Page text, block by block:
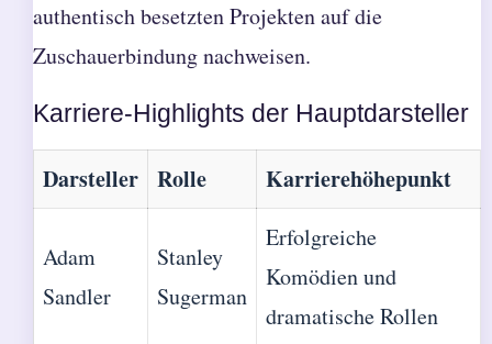
authentisch besetzten Projekten auf die
Zuschauerbindung nachweisen.
Karriere-Highlights der Hauptdarsteller
Darsteller Rolle Karrierehöhepunkt
Adam
Sandler
Stanley
Sugerman
Erfolgreiche
Komödien und
dramatische Rollen